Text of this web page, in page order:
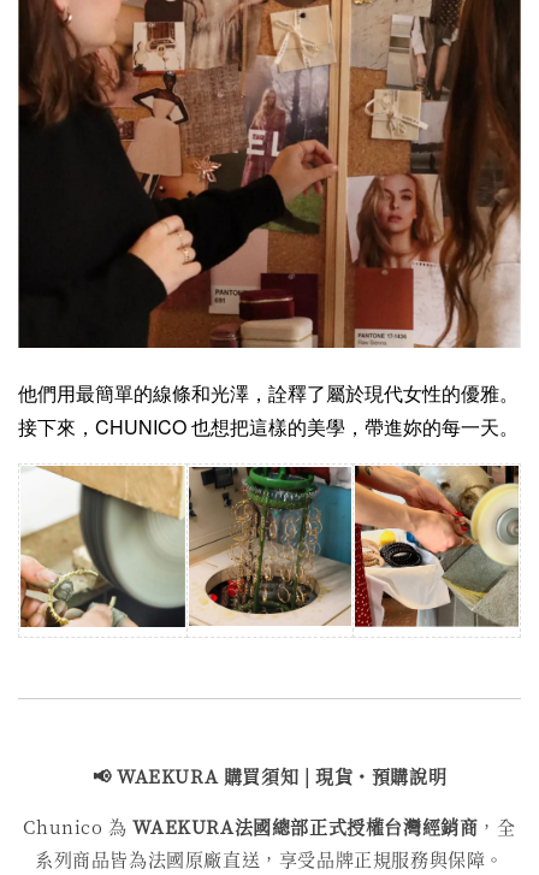
他們用最簡單的線條和光澤，詮釋了屬於現代女性的優雅。
接下來，CHUNICO 也想把這樣的美學，帶進妳的每一天。
📢 WAEKURA 購買須知 | 現貨・預購說明
Chunico 為WAEKURA法國總部正式授權台灣經銷商 ，全
系列商品皆為法國原廠直送，享受品牌正規服務與保障。